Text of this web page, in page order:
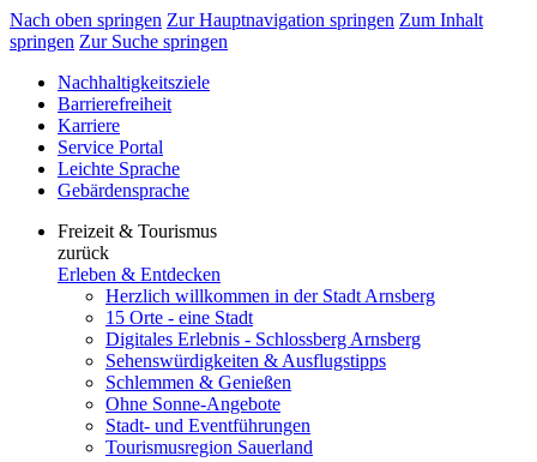
Nach oben springen Zur Hauptnavigation springen Zum Inhalt
springen Zur Suche springen
Nachhaltigkeitsziele
Barrierefreiheit
Karriere
Service Portal
Leichte Sprache
Gebärdensprache
Freizeit & Tourismus
zurück
Erleben & Entdecken
Herzlich willkommen in der Stadt Arnsberg
15 Orte - eine Stadt
Digitales Erlebnis - Schlossberg Arnsberg
Sehenswürdigkeiten & Ausflugstipps
Schlemmen & Genießen
Ohne Sonne-Angebote
Stadt- und Eventführungen
Tourismusregion Sauerland